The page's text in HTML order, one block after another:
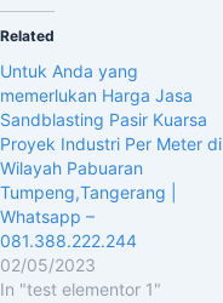
Related
Untuk Anda yang
memerlukan Harga Jasa
Sandblasting Pasir Kuarsa
Proyek Industri Per Meter di
Wilayah Pabuaran
Tumpeng,Tangerang |
Whatsapp –
081.388.222.244
02/05/2023
In "test elementor 1"